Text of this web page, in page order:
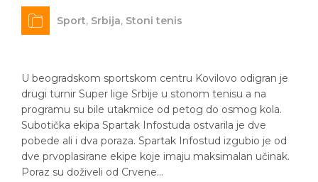
Sport, Srbija, Stoni tenis
U beogradskom sportskom centru Kovilovo odigran je
drugi turnir Super lige Srbije u stonom tenisu a na
programu su bile utakmice od petog do osmog kola.
Subotička ekipa Spartak Infostuda ostvarila je dve
pobede ali i dva poraza. Spartak Infostud izgubio je od
dve prvoplasirane ekipe koje imaju maksimalan učinak.
Poraz su doživeli od Crvene…